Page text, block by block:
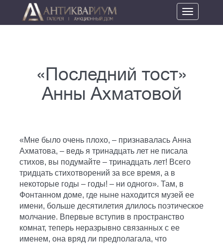
Toggle
navigation
«Последний тост»
Анны Ахматовой
«Мне было очень плохо, – признавалась Анна
Ахматова, – ведь я тринадцать лет не писала
стихов, вы подумайте – тринадцать лет! Всего
тридцать стихотворений за все время, а в
некоторые годы – годы! – ни одного». Там, в
Фонтанном доме, где ныне находится музей ее
имени, больше десятилетия длилось поэтическое
молчание. Впервые вступив в пространство
комнат, теперь неразрывно связанных с ее
именем, она вряд ли предполагала, что